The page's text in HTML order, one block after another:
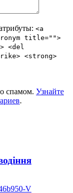
<a
title="">
<del
<strong>
спамом. Узнайте
.